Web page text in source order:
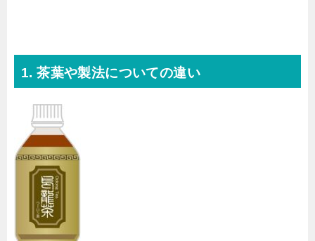
1. 茶葉や製法についての違い